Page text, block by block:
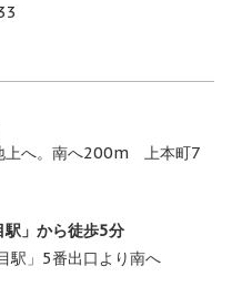
上へ。南へ200m 上本町7
駅」から徒歩5分
駅」5番出口より南へ